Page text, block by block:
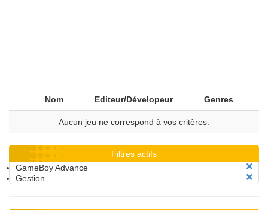
Nom Editeur/Dévelopeur Genres
Aucun jeu ne correspond à vos critères.
Filtres actifs
GameBoy Advance
Gestion